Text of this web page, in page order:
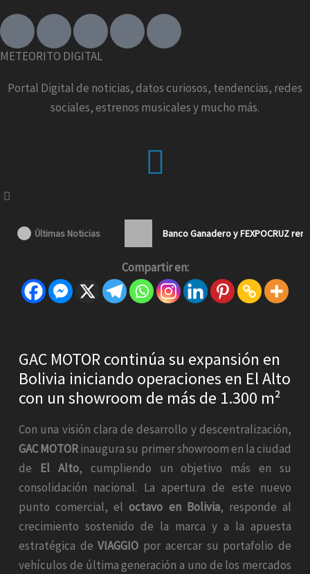
F
c
b
I
s
a
g
T
k
o
k
X
t
i
t
Y
u
u
b
METEORITO DIGITAL
Portal Digital de noticias, datos curiosos, tendencias, redes
sociales, estrenos musicales y mucho más.
Menu
Últimas Noticias Banco Ganadero y FEXPOCRUZ
Compartir en:
GAC MOTOR continúa su expansión en
Bolivia iniciando operaciones en El Alto
con un showroom de más de 1.300 m²
Con una visión clara de desarrollo y descentralización,
GAC MOTORinaugura su primer showroom en la ciudad
de El Alto, cumpliendo un objetivo más en su
consolidación nacional. La apertura de este nuevo
punto comercial, eloctavo en Bolivia, responde al
crecimiento sostenido de la marca y a la apuesta
estratégica deVIAGGIO por acercar su portafolio de
vehículos de última generación a uno de los mercados